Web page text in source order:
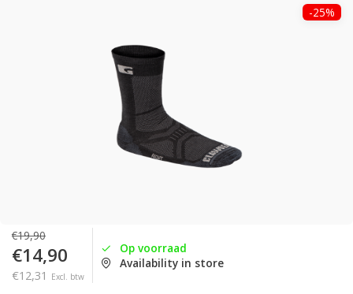
-25%
€19,90
€14,90
€12,31 Excl. btw
Op voorraad
Availability in store